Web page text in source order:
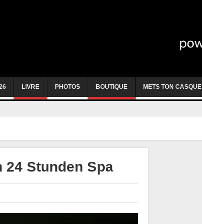
LIVRE PHOTOS BOUTIQUE METS TON CASQUE
Stunden Spa